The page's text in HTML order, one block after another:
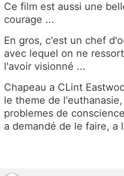
Ce film est aussi une
courage ...
En gros, c'est un chef
avec lequel on ne
l'avoir visionné ...
Chapeau a CLint
le theme de
problemes de
a demandé de le faire, a